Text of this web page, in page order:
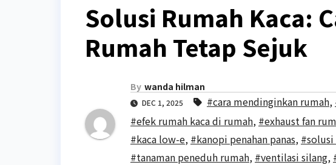
Solusi Rumah Kaca:
Rumah Tetap Sejuk
By wanda hilman
DEC 1, 2025 #cara mendinginkan rumah,
#efek rumah kaca di rumah, #exhaust fan
#kaca low-e, #kanopi penahan panas, #solusi
#tanaman peneduh rumah, #ventilasi silang,